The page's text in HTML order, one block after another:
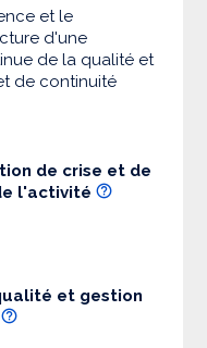
et le
d'une
de la qualité et
de continuité
de crise et de
l'activité
et gestion